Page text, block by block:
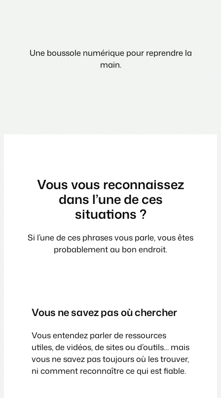
Une boussole numérique pour reprendre la
main.
Vous vous reconnaissez
dans l’une de ces
situations ?
Si l’une de ces phrases vous parle, vous êtes
probablement au bon endroit.
Vous ne savez pas où chercher
Vous entendez parler de ressources
utiles, de vidéos, de sites ou d’outils… mais
vous ne savez pas toujours où les trouver,
ni comment reconnaître ce qui est fiable.